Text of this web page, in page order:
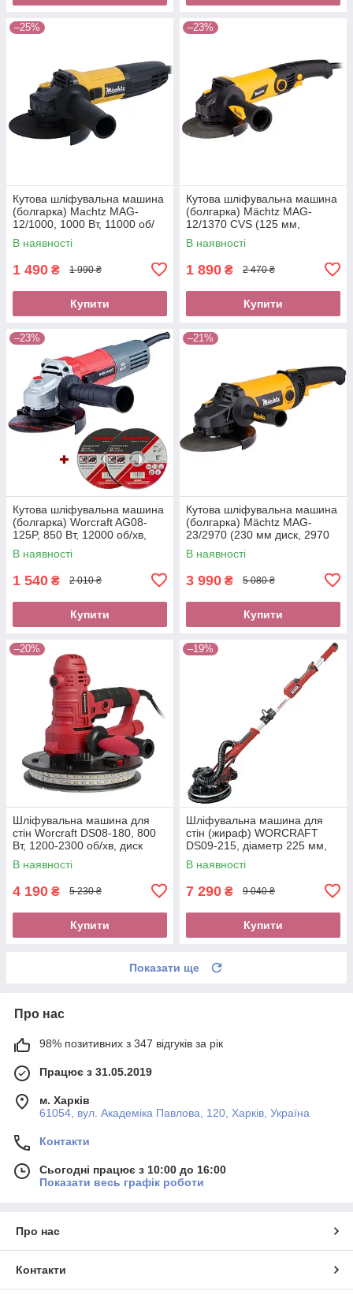
–25%
Кутова шліфувальна машина
(болгарка) Machtz MAG-
12/1000, 1000 Вт, 11000 об/
хв, діаметр диска 125
В наявності
1 490 ₴ 1 990 ₴
Купити
–23%
Кутова шліфувальна машина
(болгарка) Mächtz MAG-
12/1370 CVS (125 мм,
регулювання оборотів,
стабілізація оборотів)
В наявності
1 890 ₴ 2 470 ₴
Купити
–23%
Кутова шліфувальна машина
(болгарка) Worcraft AG08-
125P, 850 Вт, 12000 об/хв,
діаметр диска 125 м
В наявності
1 540 ₴ 2 010 ₴
Купити
–21%
Кутова шліфувальна машина
(болгарка) Mächtz MAG-
23/2970 (230 мм диск, 2970
Вт)
В наявності
3 990 ₴ 5 080 ₴
Купити
–20%
Шліфувальна машина для
стін Worcraft DS08-180, 800
Вт, 1200-2300 об/хв, диск
180мм, LED підсвічування
В наявності
4 190 ₴ 5 230 ₴
Купити
–19%
Шліфувальна машина для
стін (жираф) WORCRAFT
DS09-215, діаметр 225 мм,
900 Вт, 800-1800 об/хв, LED-
підсвічування
В наявності
7 290 ₴ 9 040 ₴
Купити
Показати ще
Про нас
98% позитивних з 347 відгуків за рік
Працює з 31.05.2019
м. Харків
61054, вул. Академіка Павлова, 120, Харків, Україна
Контакти
Сьогодні працює з 10:00 до 16:00
Показати весь графік роботи
Про нас
Контакти